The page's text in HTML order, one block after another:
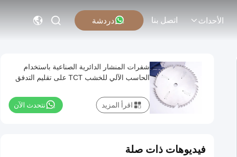
الأحداث اتصل بنا دردشة
شفرات المنشار الدائرية الصناعية باستخدام
الحاسب الآلي للخشب TCT على تقليم التدفق
نتحدث الآن اقرأ المزيد
فيديوهات ذات صلة